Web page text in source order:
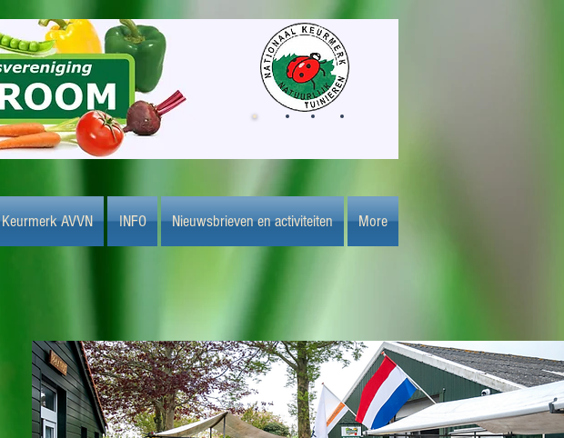
Keurmerk AVVN INFO Nieuwsbrieven en activiteiten More